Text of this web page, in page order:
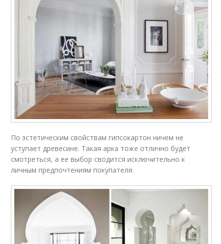
По эстетическим свойствам гипсокартон ничем не
уступает древесине. Такая арка тоже отлично будет
смотреться, а ее выбор сводится исключительно к
личным предпочтениям покупателя.